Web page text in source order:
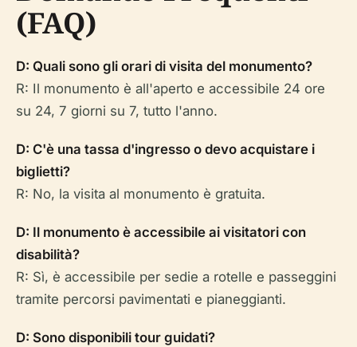
(FAQ)
D: Quali sono gli orari di visita del monumento?
R: Il monumento è all'aperto e accessibile 24 ore
su 24, 7 giorni su 7, tutto l'anno.
D: C'è una tassa d'ingresso o devo acquistare i
biglietti?
R: No, la visita al monumento è gratuita.
D: Il monumento è accessibile ai visitatori con
disabilità?
R: Sì, è accessibile per sedie a rotelle e passeggini
tramite percorsi pavimentati e pianeggianti.
D: Sono disponibili tour guidati?